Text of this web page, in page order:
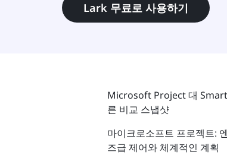
Lark 무료로 사용하기
Microsoft Project 대
른 비교 스냅샷
마이크로소프트 프로젝트:
즈급 제어와 체계적인 계획